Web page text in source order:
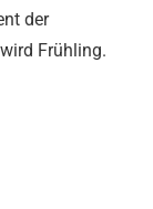
der
Frühling.